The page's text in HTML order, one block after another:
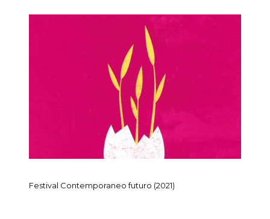
Festival Contemporaneo futuro (2021)